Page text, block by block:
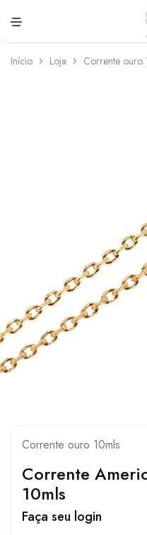
Force
Início Loja Corrente ouro
Corrente ouro 10mls
Corrente
10mls
Faça seu login